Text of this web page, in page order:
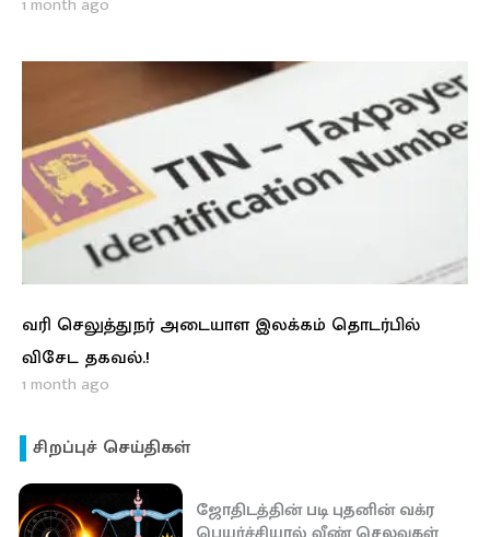
வரி செலுத்துநர் அடையாள இலக்கம் தொடர்பில்
விசேட தகவல்.!
1 month ago
சிறப்புச் செய்திகள்
ஜோதிடத்தின் படி புதனின் வக்ர